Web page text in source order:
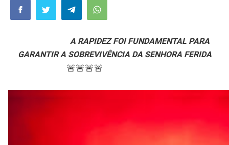
A RAPIDEZ FOI FUNDAMENTAL PARA
GARANTIR A SOBREVIVÊNCIA DA SENHORA FERIDA
🚨🚨🚨🚨